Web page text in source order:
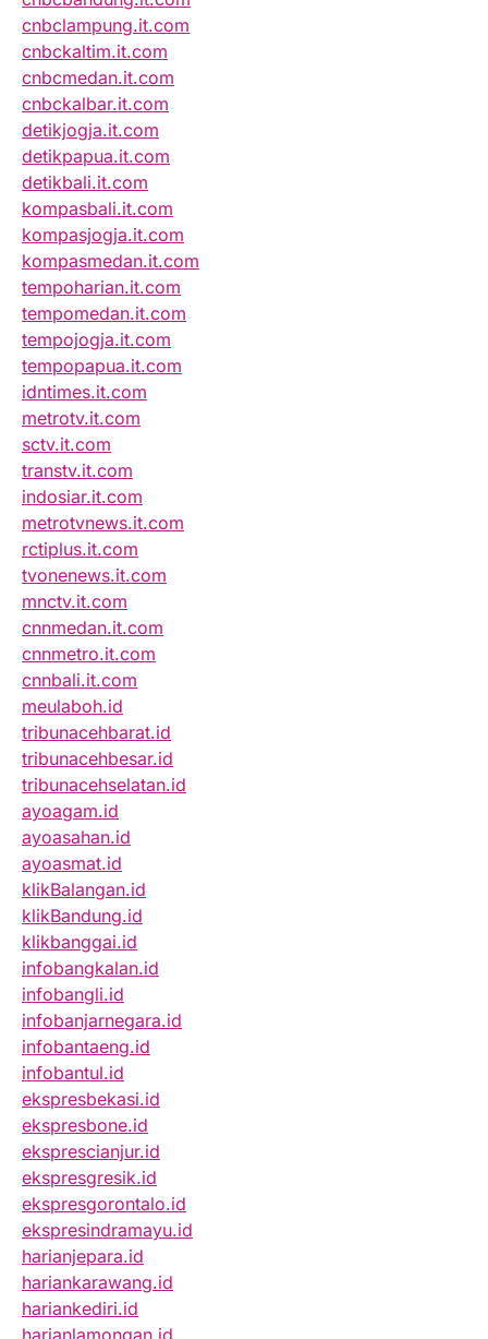
cnbclampung.it.com
cnbckaltim.it.com
cnbcmedan.it.com
cnbckalbar.it.com
detikjogja.it.com
detikpapua.it.com
detikbali.it.com
kompasbali.it.com
kompasjogja.it.com
kompasmedan.it.com
tempoharian.it.com
tempomedan.it.com
tempojogja.it.com
tempopapua.it.com
idntimes.it.com
metrotv.it.com
sctv.it.com
transtv.it.com
indosiar.it.com
metrotvnews.it.com
rctiplus.it.com
tvonenews.it.com
mnctv.it.com
cnnmedan.it.com
cnnmetro.it.com
cnnbali.it.com
meulaboh.id
tribunacehbarat.id
tribunacehbesar.id
tribunacehselatan.id
ayoagam.id
ayoasahan.id
ayoasmat.id
klikBalangan.id
klikBandung.id
klikbanggai.id
infobangkalan.id
infobangli.id
infobanjarnegara.id
infobantaeng.id
infobantul.id
ekspresbekasi.id
ekspresbone.id
eksprescianjur.id
ekspresgresik.id
ekspresgorontalo.id
ekspresindramayu.id
harianjepara.id
hariankarawang.id
hariankediri.id